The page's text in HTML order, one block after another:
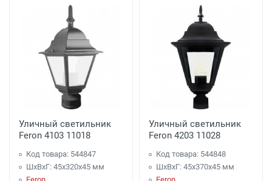
Уличный светильник
Feron 4103 11018
Код товара: 544847
ШхВхГ: 45x320x45 мм
Уличный светильник
Feron 4203 11028
Код товара: 544848
ШхВхГ: 45x370x45 мм